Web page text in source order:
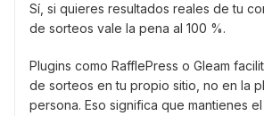
Sí, si quieres resultados reales de tu
de sorteos vale la pena al 100 %.
Plugins como RafflePress o Gleam
de sorteos en tu propio sitio, no en la
persona. Eso significa que mantienes